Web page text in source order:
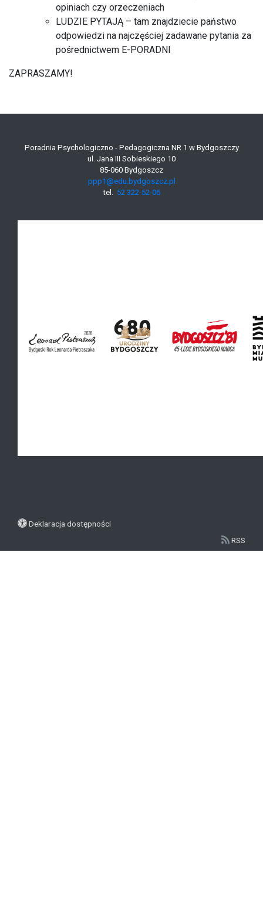
opiniach czy orzeczeniach
LUDZIE PYTAJĄ – tam znajdziecie państwo
odpowiedzi na najczęściej zadawane pytania za
pośrednictwem E-PORADNI
ZAPRASZAMY!
Poradnia Psychologiczno - Pedagogiczna NR 1 w Bydgoszczy
ul. Jana III Sobieskiego 10
85-060 Bydgoszcz
ppp1@edu.bydgoszcz.pl
tel. 52 322-52-06
Deklaracja dostępności
RSS